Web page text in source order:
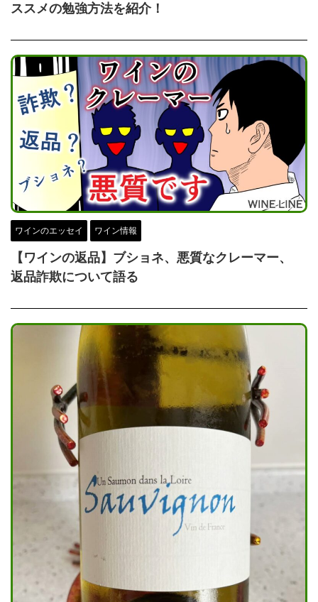
ススメの勉強方法を紹介！
ワインのエッセイ ワイン情報
【ワインの返品】ブショネ、悪質なクレーマー、
返品詐欺について語る